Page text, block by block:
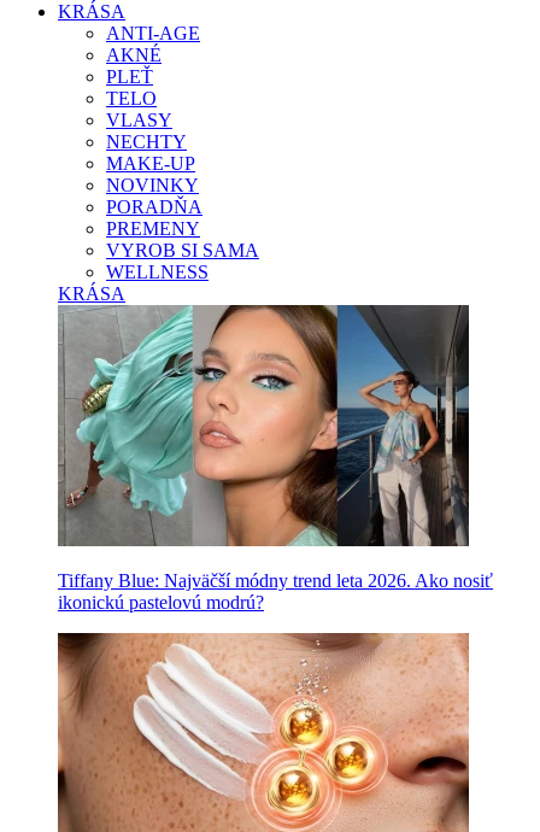
KRÁSA
ANTI-AGE
AKNÉ
PLEŤ
TELO
VLASY
NECHTY
MAKE-UP
NOVINKY
PORADŇA
PREMENY
VYROB SI SAMA
WELLNESS
KRÁSA
Tiffany Blue: Najväčší módny trend leta 2026. Ako nosiť
ikonickú pastelovú modrú?